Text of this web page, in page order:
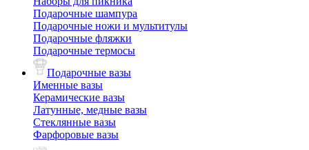
Подарочные шампура
Подарочные ножи и мультитулы
Подарочные фляжки
Подарочные термосы
Подарочные вазы
Именные вазы
Керамические вазы
Латунные, медные вазы
Стеклянные вазы
Фарфоровые вазы